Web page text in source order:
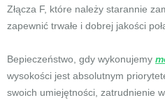
Złącza F, które należy starannie
zapewnić trwałe i dobrej jakości
Bepieczeństwo, gdy wykonujemy
wysokości jest absolutnym
swoich umiejętności, zatrudnienie